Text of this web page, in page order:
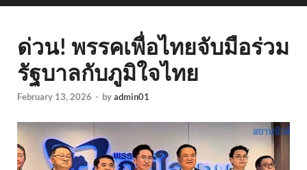
ด่วน! พรรคเพื่อไทยจับมือร่วม
รัฐบาลกับภูมิใจไทย
February 13, 2026 - byadmin01